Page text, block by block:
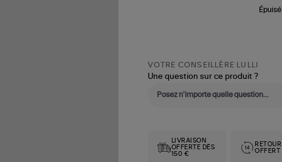
Épuisé
VOTRE CONSEILLÈRE LULLI
Une question sur ce produit ?
LIVRAISON
OFFERTE DÈS
150 €
RETOUR
OFFERT